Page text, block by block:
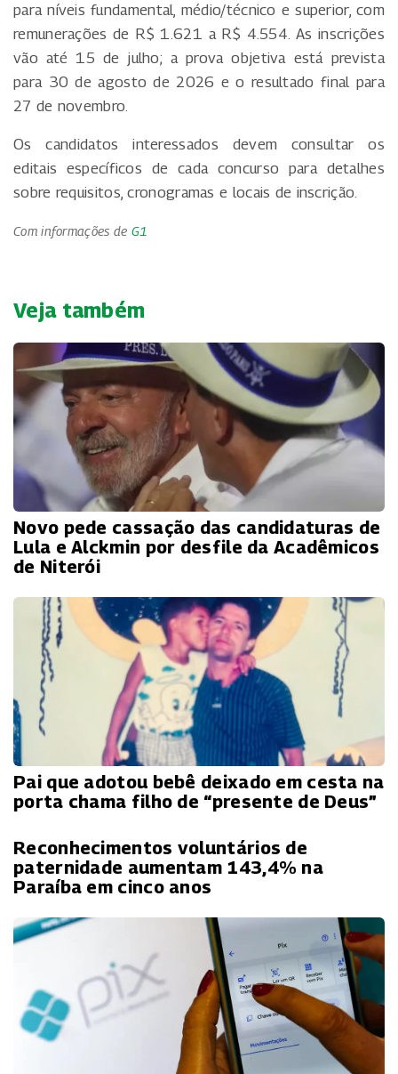
para níveis fundamental, médio/técnico e superior, com
remunerações de R$ 1.621 a R$ 4.554. As inscrições
vão até 15 de julho; a prova objetiva está prevista
para 30 de agosto de 2026 e o resultado final para
27 de novembro.
Os candidatos interessados devem consultar os
editais específicos de cada concurso para detalhes
sobre requisitos, cronogramas e locais de inscrição.
Com informações de G1
Veja também
Novo pede cassação das candidaturas de
Lula e Alckmin por desfile da Acadêmicos
de Niterói
Pai que adotou bebê deixado em cesta na
porta chama filho de “presente de Deus”
Reconhecimentos voluntários de
paternidade aumentam 143,4% na
Paraíba em cinco anos